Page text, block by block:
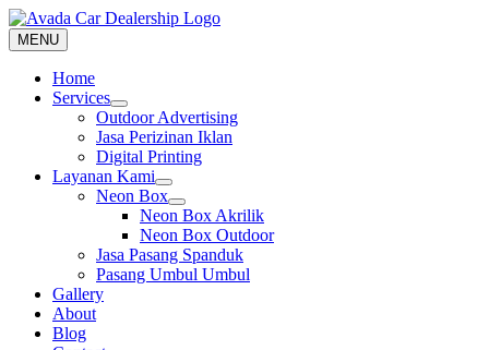
Skip
to
content
MENU
Home
Services
Outdoor Advertising
Jasa Perizinan Iklan
Digital Printing
Layanan Kami
Neon Box
Neon Box Akrilik
Neon Box Outdoor
Jasa Pasang Spanduk
Pasang Umbul Umbul
Gallery
About
Blog